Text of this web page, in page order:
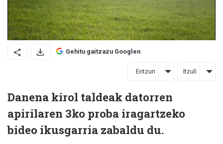
Gehitu gaitzazu Googlen
Entzun Itzuli
Danena kirol taldeak datorren
apirilaren 3ko proba iragartzeko
bideo ikusgarria zabaldu du.